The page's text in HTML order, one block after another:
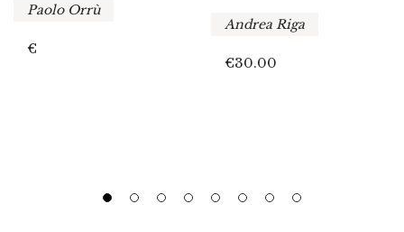
Paolo Orrù
€
Andrea Riga
€30.00